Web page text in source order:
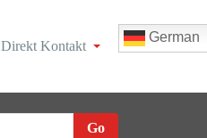
Direkt Kontakt
German
Go